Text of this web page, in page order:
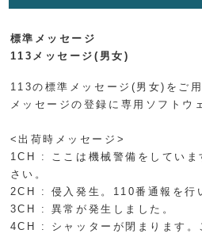
標準メッセージ
113メッセージ(男女)
113の標準メッセージ(男女)をご
メッセージの登録に専用ソフトウ
<出荷時メッセージ>
1CH : ここは機械警備をしていま
さい。
2CH : 侵入発生。110番通報を行
3CH : 異常が発生しました。
4CH : シャッターが閉まります。